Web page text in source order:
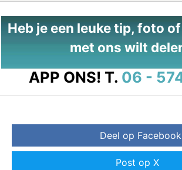
Heb je een leuke tip, foto
met ons wilt
APP ONS! T. 06 -
Deel op Facebook
Post op X